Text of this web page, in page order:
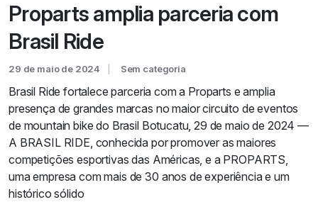
Proparts amplia parceria com
Brasil Ride
29 de maio de 2024 Sem categoria
Brasil Ride fortalece parceria com a Proparts e amplia
presença de grandes marcas no maior circuito de eventos
de mountain bike do Brasil Botucatu, 29 de maio de 2024 —
A BRASIL RIDE, conhecida por promover as maiores
competições esportivas das Américas, e a PROPARTS,
uma empresa com mais de 30 anos de experiência e um
histórico sólido